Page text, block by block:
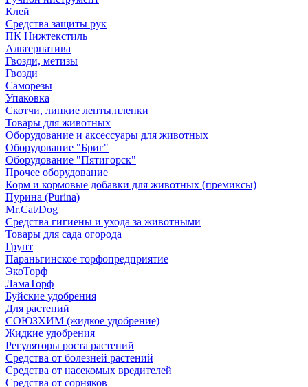
Клей
Средства защиты рук
ПК Нижтекстиль
Альтернатива
Гвозди, метизы
Гвозди
Саморезы
Упаковка
Скотчи, липкие ленты,пленки
Товары для животных
Оборудование и аксессуары для животных
Оборудование "Бриг"
Оборудование "Пятигорск"
Прочее оборудование
Корм и кормовые добавки для животных (премиксы)
Пурина (Purina)
Mr.Cat/Dog
Средства гигиены и ухода за животными
Товары для сада огорода
Грунт
Параньгинское торфопредприятие
ЭкоТорф
ЛамаТорф
Буйские удобрения
Для растений
СОЮЗХИМ (жидкое удобрение)
Жидкие удобрения
Регуляторы роста растений
Средства от болезней растений
Средства от насекомых вредителей
Средства от сорняков